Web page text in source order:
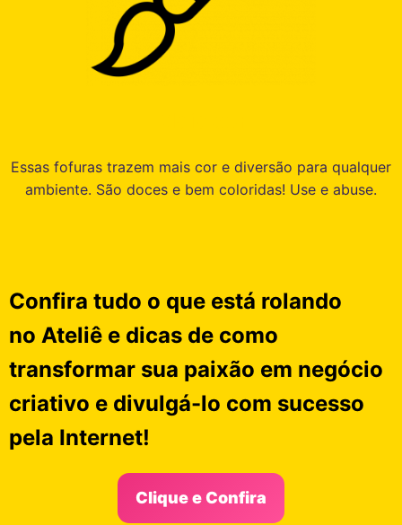
Essas fofuras trazem mais cor e diversão para qualquer
ambiente. São doces e bem coloridas! Use e abuse.
Confira tudo o que está rolando
no Ateliê e dicas de como
transformar sua paixão em negócio
criativo e divulgá-lo com sucesso
pela Internet!
Clique e Confira